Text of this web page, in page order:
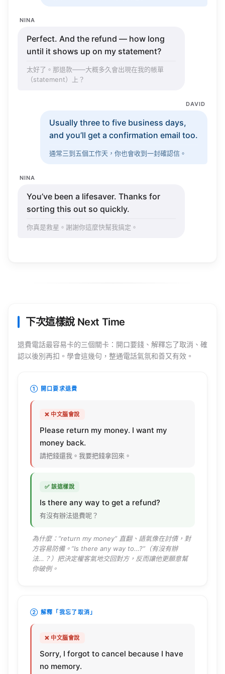
NINA
Perfect. And the refund — how long
until it shows up on my statement?
太好了。那退款——大概多久會出現在我的帳單
（statement）上？
DAVID
Usually three to five business days,
andyou’ll get aconfirmation email too.
通常三到五個工作天，你也會收到一封確認信。
NINA
You’ve been a lifesaver. Thanks for
sorting this out so quickly.
你真是救星。謝謝你這麼快幫我搞定。
下次這樣說 Next Time
退費電話最容易卡的三個關卡：開口要錢、解釋忘了取消、確
認以後別再扣。學會這幾句，整通電話氣氛和善又有效。
① 開口要求退費
❌ 中文腦會說
Please return my money. I want my
money back.
請把錢還我。我要把錢拿回來。
✅ 該這樣說
Is there any way to get a refund?
有沒有辦法退費呢？
為什麼：”return my money” 直翻、語氣像在討債，對
方容易防備。”Is there any way to…?”（有沒有辦
法…？）把決定權客氣地交回對方，反而讓他更願意幫
你破例。
② 解釋「我忘了取消」
❌ 中文腦會說
Sorry, I forgot to cancel because I have
no memory.